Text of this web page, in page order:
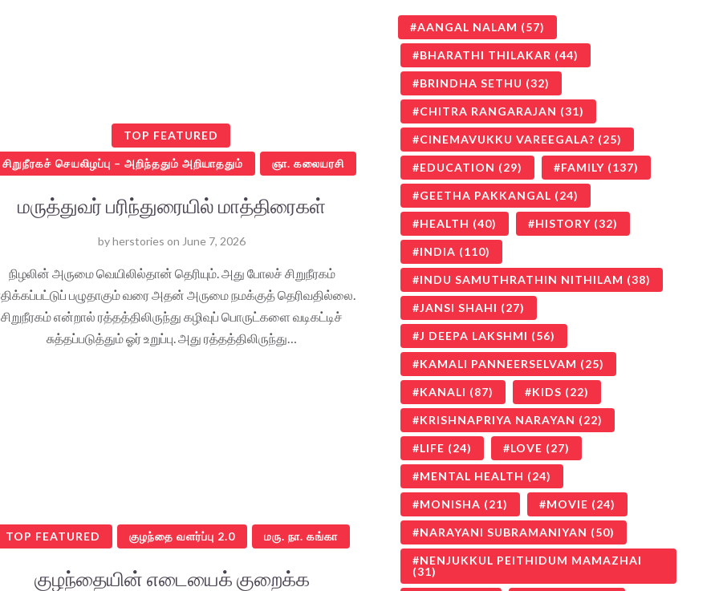
TOP FEATURED
சிறுநீரகச் செயலிழப்பு – அறிந்ததும் அறியாததும் ஞா. கலையரசி
மருத்துவர் பரிந்துரையில் மாத்திரைகள்
byherstories on June 7, 2026
நிழலின் அருமை வெயிலில்தான் தெரியும். அது போலச் சிறுநீரகம்
பழுதாகும் வரை அதன் அருமை நமக்குத் தெரிவதில்லை.
சிறுநீரகம் என்றால் ரத்தத்திலிருந்து கழிவுப் பொருட்களை வடிகட்டிச்
சுத்தப்படுத்தும் ஓர் உறுப்பு. அது ரத்தத்திலிருந்து…
TOP FEATURED குழந்தை வளர்ப்பு 2.0 மரு. நா. கங்கா
குழந்தையின் எடையைக் குறைக்க
AANGAL NALAM (57)
BHARATHI THILAKAR (44)
BRINDHA SETHU (32)
CHITRA RANGARAJAN (31)
CINEMAVUKKU VAREEGALA? (25)
EDUCATION (29) FAMILY (137)
GEETHA PAKKANGAL (24)
HEALTH (40) HISTORY (32)
INDIA (110)
INDU SAMUTHRATHIN NITHILAM (38)
JANSI SHAHI (27)
J DEEPA LAKSHMI (56)
KAMALI PANNEERSELVAM (25)
KANALI (87) KIDS (22)
KRISHNAPRIYA NARAYAN (22)
LIFE (24) LOVE (27)
MENTAL HEALTH (24)
MONISHA (21) MOVIE (24)
NARAYANI SUBRAMANIYAN (50)
NENJUKKUL PEITHIDUM MAMAZHAI
(31)